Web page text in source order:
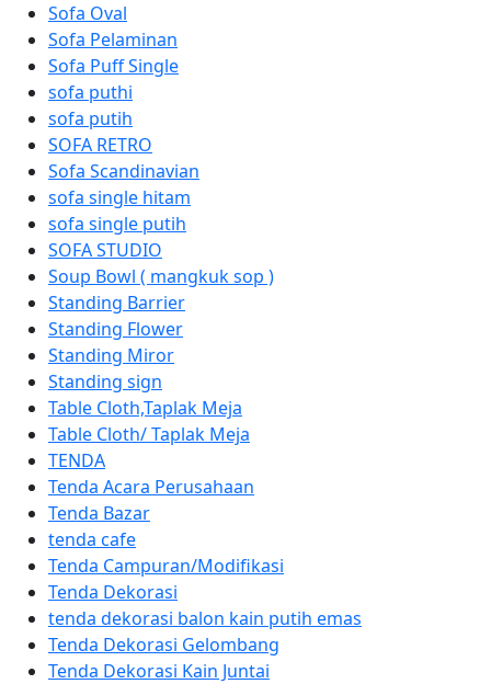
Sofa Oval
Sofa Pelaminan
Sofa Puff Single
sofa puthi
sofa putih
SOFA RETRO
Sofa Scandinavian
sofa single hitam
sofa single putih
SOFA STUDIO
Soup Bowl ( mangkuk sop )
Standing Barrier
Standing Flower
Standing Miror
Standing sign
Table Cloth,Taplak Meja
Table Cloth/ Taplak Meja
TENDA
Tenda Acara Perusahaan
Tenda Bazar
tenda cafe
Tenda Campuran/Modifikasi
Tenda Dekorasi
tenda dekorasi balon kain putih emas
Tenda Dekorasi Gelombang
Tenda Dekorasi Kain Juntai